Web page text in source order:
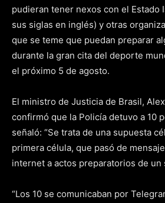
pudieran tener nexos con el Estado
sus siglas en inglés) y otras
que se teme que puedan preparar
durante la gran cita del deporte
el próximo 5 de agosto.
El ministro de Justicia de Brasil,
confirmó que la Policía detuvo a 10
señaló: “Se trata de una supuesta
primera célula, que pasó de
internet a actos preparatorios de un
“Los 10 se comunicaban por